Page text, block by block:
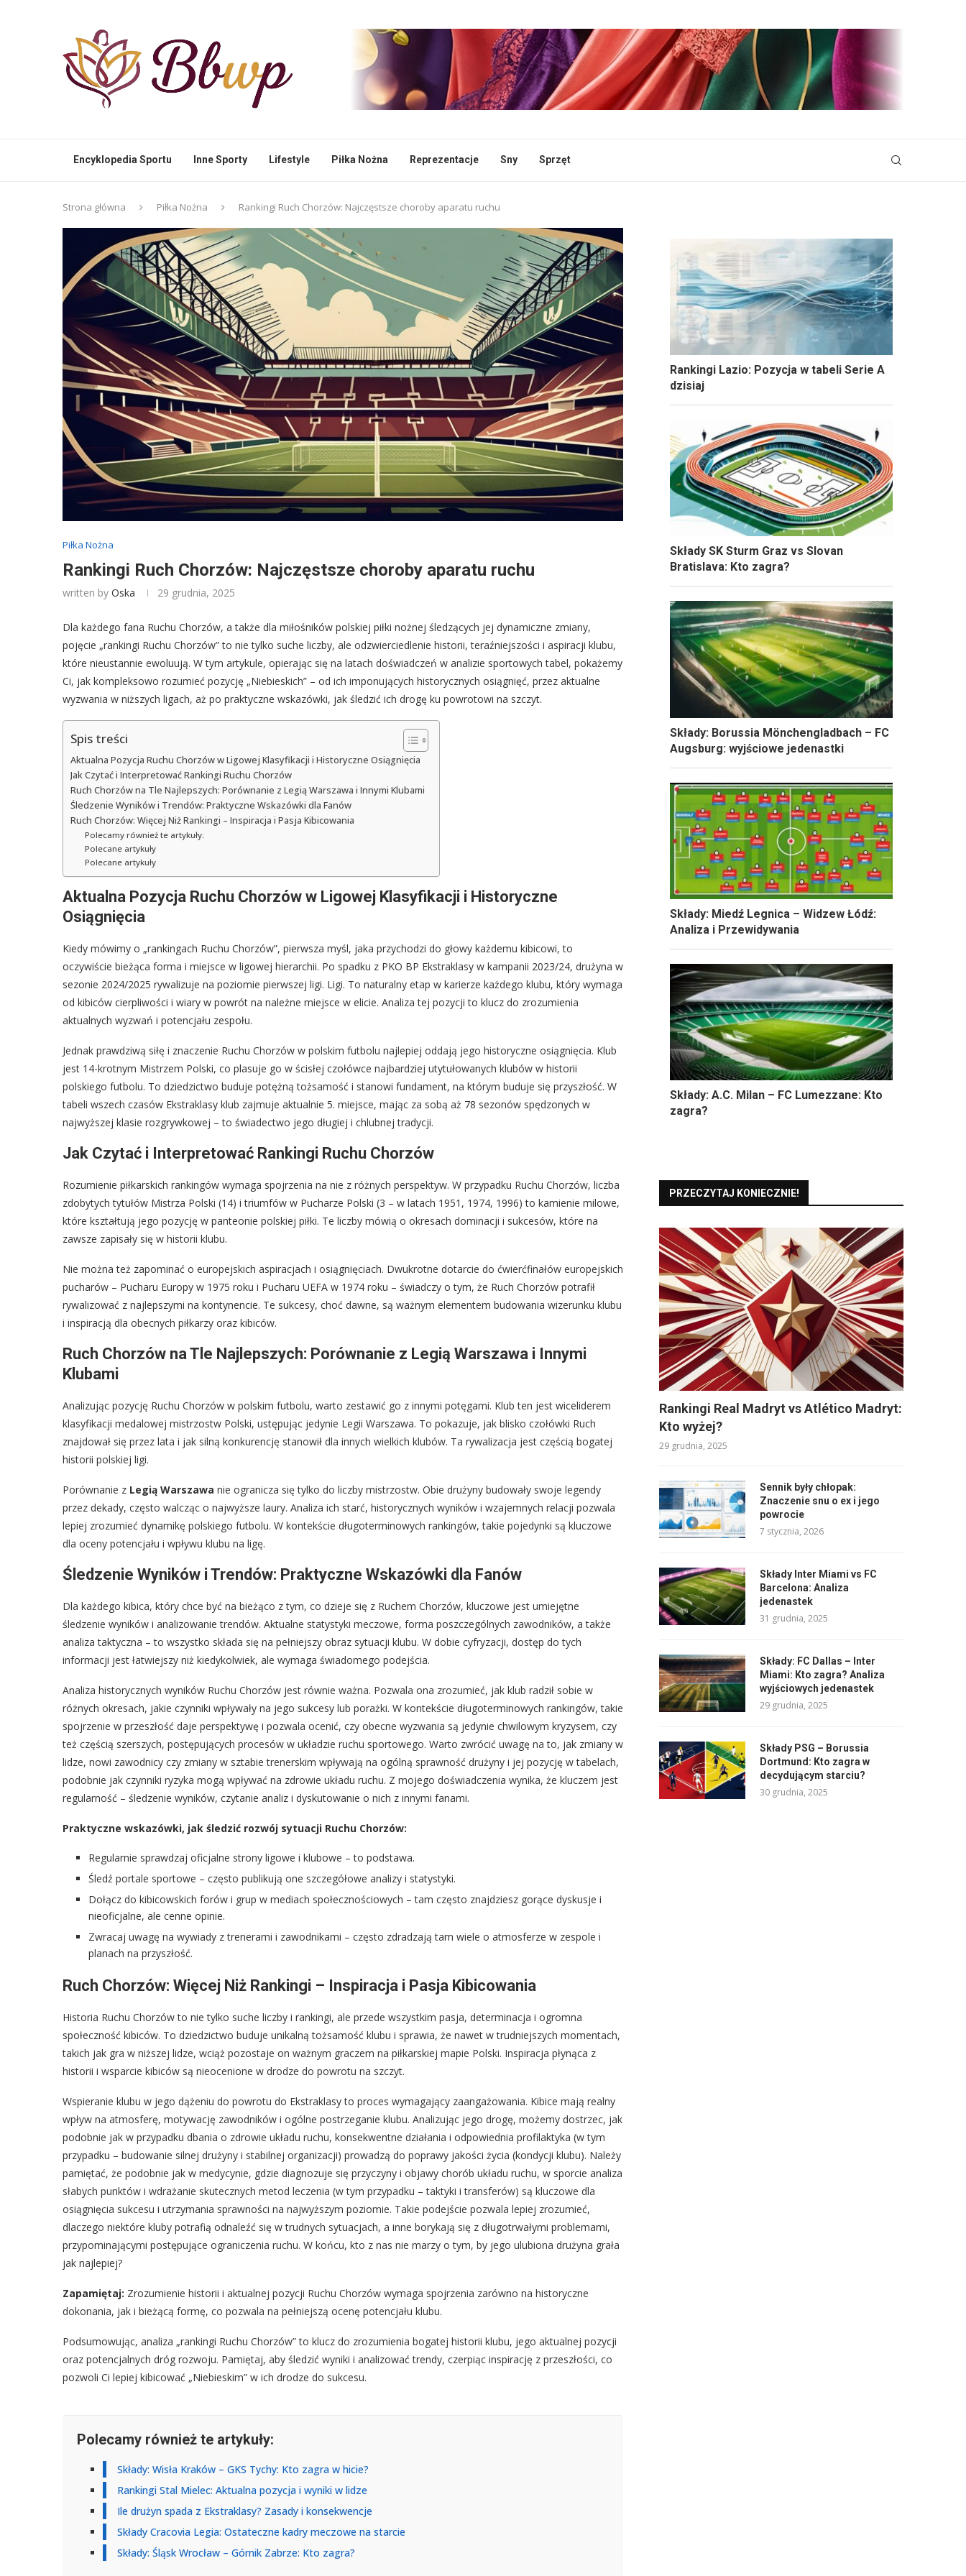
Encyklopedia Sportu Inne Sporty Lifestyle Piłka Nożna Reprezentacje Sny Sprzęt
Strona główna Piłka Nożna Rankingi Ruch Chorzów: Najczęstsze choroby aparatu ruchu
Piłka Nożna
Rankingi Ruch Chorzów: Najczęstsze choroby aparatu ruchu
written by Oska 29 grudnia, 2025
Dla każdego fana Ruchu Chorzów, a także dla miłośników polskiej piłki nożnej śledzących jej dynamiczne zmiany,
pojęcie „rankingi Ruchu Chorzów” to nie tylko suche liczby, ale odzwierciedlenie historii, teraźniejszości i aspiracji klubu,
które nieustannie ewoluują. W tym artykule, opierając się na latach doświadczeń w analizie sportowych tabel, pokażemy
Ci, jak kompleksowo rozumieć pozycję „Niebieskich” – od ich imponujących historycznych osiągnięć, przez aktualne
wyzwania w niższych ligach, aż po praktyczne wskazówki, jak śledzić ich drogę ku powrotowi na szczyt.
Spis treści
Aktualna Pozycja Ruchu Chorzów w Ligowej Klasyfikacji i Historyczne Osiągnięcia
Jak Czytać i Interpretować Rankingi Ruchu Chorzów
Ruch Chorzów na Tle Najlepszych: Porównanie z Legią Warszawa i Innymi Klubami
Śledzenie Wyników i Trendów: Praktyczne Wskazówki dla Fanów
Ruch Chorzów: Więcej Niż Rankingi – Inspiracja i Pasja Kibicowania
Polecamy również te artykuły:
Polecane artykuły
Polecane artykuły
Aktualna Pozycja Ruchu Chorzów w Ligowej Klasyfikacji i Historyczne
Osiągnięcia
Kiedy mówimy o „rankingach Ruchu Chorzów”, pierwsza myśl, jaka przychodzi do głowy każdemu kibicowi, to
oczywiście bieżąca forma i miejsce w ligowej hierarchii. Po spadku z PKO BP Ekstraklasy w kampanii 2023/24, drużyna w
sezonie 2024/2025 rywalizuje na poziomie pierwszej ligi. Ligi. To naturalny etap w karierze każdego klubu, który wymaga
od kibiców cierpliwości i wiary w powrót na należne miejsce w elicie. Analiza tej pozycji to klucz do zrozumienia
aktualnych wyzwań i potencjału zespołu.
Jednak prawdziwą siłę i znaczenie Ruchu Chorzów w polskim futbolu najlepiej oddają jego historyczne osiągnięcia. Klub
jest 14-krotnym Mistrzem Polski, co plasuje go w ścisłej czołówce najbardziej utytułowanych klubów w historii
polskiego futbolu. To dziedzictwo buduje potężną tożsamość i stanowi fundament, na którym buduje się przyszłość. W
tabeli wszech czasów Ekstraklasy klub zajmuje aktualnie 5. miejsce, mając za sobą aż 78 sezonów spędzonych w
najwyższej klasie rozgrywkowej – to świadectwo jego długiej i chlubnej tradycji.
Jak Czytać i Interpretować Rankingi Ruchu Chorzów
Rozumienie piłkarskich rankingów wymaga spojrzenia na nie z różnych perspektyw. W przypadku Ruchu Chorzów, liczba
zdobytych tytułów Mistrza Polski (14) i triumfów w Pucharze Polski (3 – w latach 1951, 1974, 1996) to kamienie milowe,
które kształtują jego pozycję w panteonie polskiej piłki. Te liczby mówią o okresach dominacji i sukcesów, które na
zawsze zapisały się w historii klubu.
Nie można też zapominać o europejskich aspiracjach i osiągnięciach. Dwukrotne dotarcie do ćwierćfinałów europejskich
pucharów – Pucharu Europy w 1975 roku i Pucharu UEFA w 1974 roku – świadczy o tym, że Ruch Chorzów potrafił
rywalizować z najlepszymi na kontynencie. Te sukcesy, choć dawne, są ważnym elementem budowania wizerunku klubu
i inspiracją dla obecnych piłkarzy oraz kibiców.
Ruch Chorzów na Tle Najlepszych: Porównanie z Legią Warszawa i Innymi
Klubami
Analizując pozycję Ruchu Chorzów w polskim futbolu, warto zestawić go z innymi potęgami. Klub ten jest wiceliderem
klasyfikacji medalowej mistrzostw Polski, ustępując jedynie Legii Warszawa. To pokazuje, jak blisko czołówki Ruch
znajdował się przez lata i jak silną konkurencję stanowił dla innych wielkich klubów. Ta rywalizacja jest częścią bogatej
historii polskiej ligi.
Porównanie z Legią Warszawa nie ogranicza się tylko do liczby mistrzostw. Obie drużyny budowały swoje legendy
przez dekady, często walcząc o najwyższe laury. Analiza ich starć, historycznych wyników i wzajemnych relacji pozwala
lepiej zrozumieć dynamikę polskiego futbolu. W kontekście długoterminowych rankingów, takie pojedynki są kluczowe
dla oceny potencjału i wpływu klubu na ligę.
Śledzenie Wyników i Trendów: Praktyczne Wskazówki dla Fanów
Dla każdego kibica, który chce być na bieżąco z tym, co dzieje się z Ruchem Chorzów, kluczowe jest umiejętne
śledzenie wyników i analizowanie trendów. Aktualne statystyki meczowe, forma poszczególnych zawodników, a także
analiza taktyczna – to wszystko składa się na pełniejszy obraz sytuacji klubu. W dobie cyfryzacji, dostęp do tych
informacji jest łatwiejszy niż kiedykolwiek, ale wymaga świadomego podejścia.
Analiza historycznych wyników Ruchu Chorzów jest równie ważna. Pozwala ona zrozumieć, jak klub radził sobie w
różnych okresach, jakie czynniki wpływały na jego sukcesy lub porażki. W kontekście długoterminowych rankingów, takie
spojrzenie w przeszłość daje perspektywę i pozwala ocenić, czy obecne wyzwania są jedynie chwilowym kryzysem, czy
też częścią szerszych, postępujących procesów w układzie ruchu sportowego. Warto zwrócić uwagę na to, jak zmiany w
lidze, nowi zawodnicy czy zmiany w sztabie trenerskim wpływają na ogólną sprawność drużyny i jej pozycję w tabelach,
podobnie jak czynniki ryzyka mogą wpływać na zdrowie układu ruchu. Z mojego doświadczenia wynika, że kluczem jest
regularność – śledzenie wyników, czytanie analiz i dyskutowanie o nich z innymi fanami.
Praktyczne wskazówki, jak śledzić rozwój sytuacji Ruchu Chorzów:
Regularnie sprawdzaj oficjalne strony ligowe i klubowe – to podstawa.
Śledź portale sportowe – często publikują one szczegółowe analizy i statystyki.
Dołącz do kibicowskich forów i grup w mediach społecznościowych – tam często znajdziesz gorące dyskusje i
nieoficjalne, ale cenne opinie.
Zwracaj uwagę na wywiady z trenerami i zawodnikami – często zdradzają tam wiele o atmosferze w zespole i
planach na przyszłość.
Ruch Chorzów: Więcej Niż Rankingi – Inspiracja i Pasja Kibicowania
Historia Ruchu Chorzów to nie tylko suche liczby i rankingi, ale przede wszystkim pasja, determinacja i ogromna
społeczność kibiców. To dziedzictwo buduje unikalną tożsamość klubu i sprawia, że nawet w trudniejszych momentach,
takich jak gra w niższej lidze, wciąż pozostaje on ważnym graczem na piłkarskiej mapie Polski. Inspiracja płynąca z
historii i wsparcie kibiców są nieocenione w drodze do powrotu na szczyt.
Wspieranie klubu w jego dążeniu do powrotu do Ekstraklasy to proces wymagający zaangażowania. Kibice mają realny
wpływ na atmosferę, motywację zawodników i ogólne postrzeganie klubu. Analizując jego drogę, możemy dostrzec, jak
podobnie jak w przypadku dbania o zdrowie układu ruchu, konsekwentne działania i odpowiednia profilaktyka (w tym
przypadku – budowanie silnej drużyny i stabilnej organizacji) prowadzą do poprawy jakości życia (kondycji klubu). Należy
pamiętać, że podobnie jak w medycynie, gdzie diagnozuje się przyczyny i objawy chorób układu ruchu, w sporcie analiza
słabych punktów i wdrażanie skutecznych metod leczenia (w tym przypadku – taktyki i transferów) są kluczowe dla
osiągnięcia sukcesu i utrzymania sprawności na najwyższym poziomie. Takie podejście pozwala lepiej zrozumieć,
dlaczego niektóre kluby potrafią odnaleźć się w trudnych sytuacjach, a inne borykają się z długotrwałymi problemami,
przypominającymi postępujące ograniczenia ruchu. W końcu, kto z nas nie marzy o tym, by jego ulubiona drużyna grała
jak najlepiej?
Zapamiętaj: Zrozumienie historii i aktualnej pozycji Ruchu Chorzów wymaga spojrzenia zarówno na historyczne
dokonania, jak i bieżącą formę, co pozwala na pełniejszą ocenę potencjału klubu.
Podsumowując, analiza „rankingi Ruchu Chorzów” to klucz do zrozumienia bogatej historii klubu, jego aktualnej pozycji
oraz potencjalnych dróg rozwoju. Pamiętaj, aby śledzić wyniki i analizować trendy, czerpiąc inspirację z przeszłości, co
pozwoli Ci lepiej kibicować „Niebieskim” w ich drodze do sukcesu.
Polecamy również te artykuły:
Składy: Wisła Kraków – GKS Tychy: Kto zagra w hicie?
Rankingi Stal Mielec: Aktualna pozycja i wyniki w lidze
Ile drużyn spada z Ekstraklasy? Zasady i konsekwencje
Składy Cracovia Legia: Ostateczne kadry meczowe na starcie
Składy: Śląsk Wrocław – Górnik Zabrze: Kto zagra?
Rankingi Lazio: Pozycja w tabeli Serie A
dzisiaj
Składy SK Sturm Graz vs Slovan
Bratislava: Kto zagra?
Składy: Borussia Mönchengladbach – FC
Augsburg: wyjściowe jedenastki
Składy: Miedź Legnica – Widzew Łódź:
Analiza i Przewidywania
Składy: A.C. Milan – FC Lumezzane: Kto
zagra?
PRZECZYTAJ KONIECZNIE!
Rankingi Real Madryt vs Atlético Madryt:
Kto wyżej?
29 grudnia, 2025
Sennik były chłopak:
Znaczenie snu o ex i jego
powrocie
7 stycznia, 2026
Składy Inter Miami vs FC
Barcelona: Analiza
jedenastek
31 grudnia, 2025
Składy: FC Dallas – Inter
Miami: Kto zagra? Analiza
wyjściowych jedenastek
29 grudnia, 2025
Składy PSG – Borussia
Dortmund: Kto zagra w
decydującym starciu?
30 grudnia, 2025